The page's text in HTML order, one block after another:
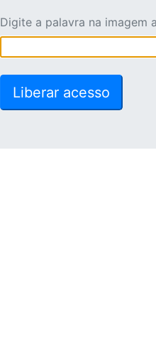
Digite a palavra na imagem